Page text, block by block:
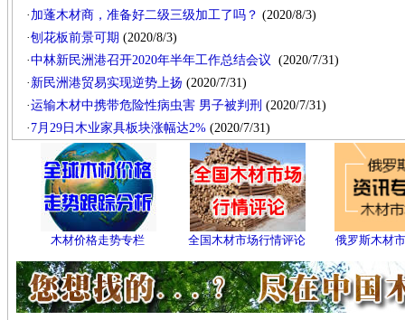
· 加蓬木材商，准备好二级三级加工了吗？ (2020/8/3)
·刨花板前景可期 (2020/8/3)
·中林新民洲港召开2020年半年工作总结会议 (2020/7/31)
· 新民洲港贸易实现逆势上扬 (2020/7/31)
·运输木材中携带危险性病虫害 男子被判刑 (2020/7/31)
· 7月29日木业家具板块涨幅达2% (2020/7/31)
木材价格走势专栏 全国木材市场行情评论 俄罗斯木材